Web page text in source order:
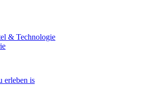
& Technologie
erleben is